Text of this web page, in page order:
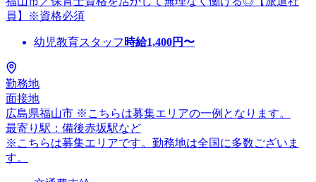
員】※資格必須
幼児教育スタッフ 時給1,400円〜
勤務地
面接地
広島県福山市 ※こちらは募集エリアの一例となります。
最寄り駅：備後赤坂駅など
※こちらは募集エリアです。勤務地は全国に多数ございま
す。